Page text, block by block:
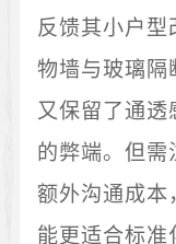
反馈其小户型
物墙与玻璃隔
又保留了通透
的弊端。但需
额外沟通成本
能更适合标准